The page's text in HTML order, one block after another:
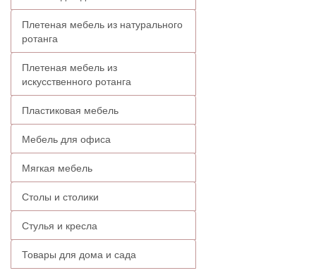
Плетеная мебель из натурального
ротанга
Плетеная мебель из
искусственного ротанга
Пластиковая мебель
Мебель для офиса
Мягкая мебель
Столы и столики
Стулья и кресла
Товары для дома и сада